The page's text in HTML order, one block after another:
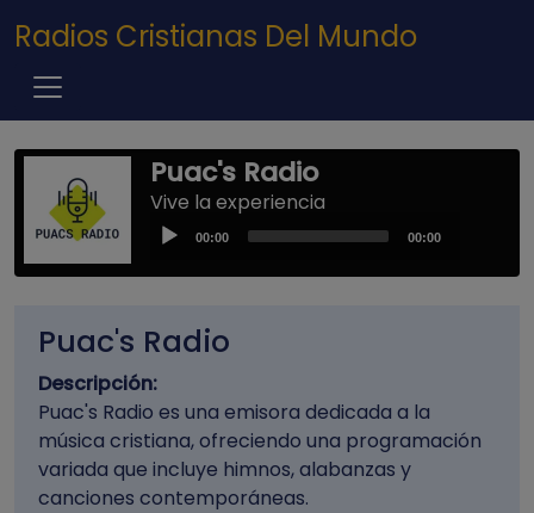
Pasar al contenido principal
Radios Cristianas Del Mundo
Puac's Radio
Vive la experiencia
Audio00:00 00:00
Puac's Radio
Descripción:
Puac's Radio es una emisora dedicada a la
música cristiana, ofreciendo una programación
variada que incluye himnos, alabanzas y
canciones contemporáneas.